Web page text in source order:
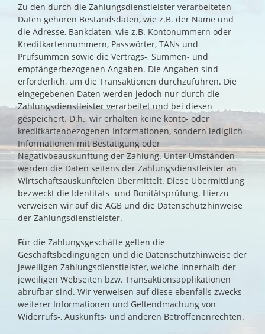
Zu den durch die Zahlungsdienstleister verarbeiteten
Daten gehören Bestandsdaten, wie z.B. der Name und
die Adresse, Bankdaten, wie z.B. Kontonummern oder
Kreditkartennummern, Passwörter, TANs und
Prüfsummen sowie die Vertrags-, Summen- und
empfängerbezogenen Angaben. Die Angaben sind
erforderlich, um die Transaktionen durchzuführen. Die
eingegebenen Daten werden jedoch nur durch die
Zahlungsdienstleister verarbeitet und bei diesen
gespeichert. D.h., wir erhalten keine konto- oder
kreditkartenbezogenen Informationen, sondern lediglich
Informationen mit Bestätigung oder
Negativbeauskunftung der Zahlung. Unter Umständen
werden die Daten seitens der Zahlungsdienstleister an
Wirtschaftsauskunfteien übermittelt. Diese Übermittlung
bezweckt die Identitäts- und Bonitätsprüfung. Hierzu
verweisen wir auf die AGB und die Datenschutzhinweise
der Zahlungsdienstleister.
Für die Zahlungsgeschäfte gelten die
Geschäftsbedingungen und die Datenschutzhinweise der
jeweiligen Zahlungsdienstleister, welche innerhalb der
jeweiligen Webseiten bzw. Transaktionsapplikationen
abrufbar sind. Wir verweisen auf diese ebenfalls zwecks
weiterer Informationen und Geltendmachung von
Widerrufs-, Auskunfts- und anderen Betroffenenrechten.